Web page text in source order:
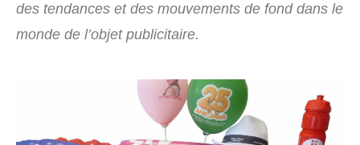
des tendances et des mouvements de fond dans le
monde de l’objet publicitaire.